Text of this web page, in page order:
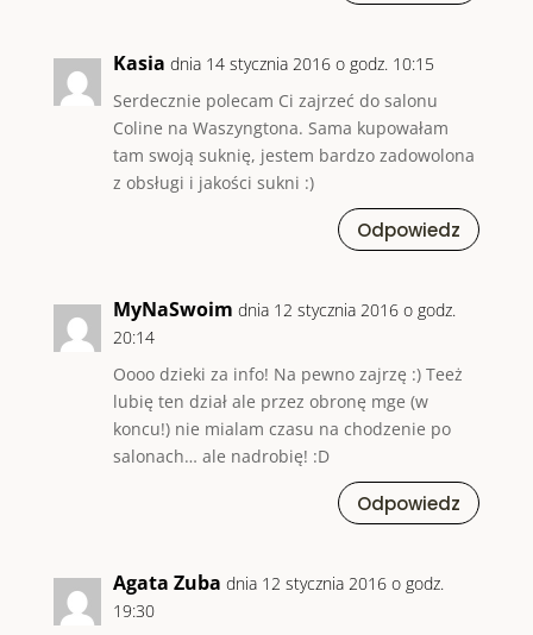
Kasia dnia 14 stycznia 2016 o godz. 10:15
Serdecznie polecam Ci zajrzeć do salonu
Coline na Waszyngtona. Sama kupowałam
tam swoją suknię, jestem bardzo zadowolona
z obsługi i jakości sukni :)
Odpowiedz
MyNaSwoim dnia 12 stycznia 2016 o godz.
20:14
Oooo dzieki za info! Na pewno zajrzę :) Teeż
lubię ten dział ale przez obronę mge (w
koncu!) nie mialam czasu na chodzenie po
salonach… ale nadrobię! :D
Odpowiedz
Agata Zuba dnia 12 stycznia 2016 o godz.
19:30